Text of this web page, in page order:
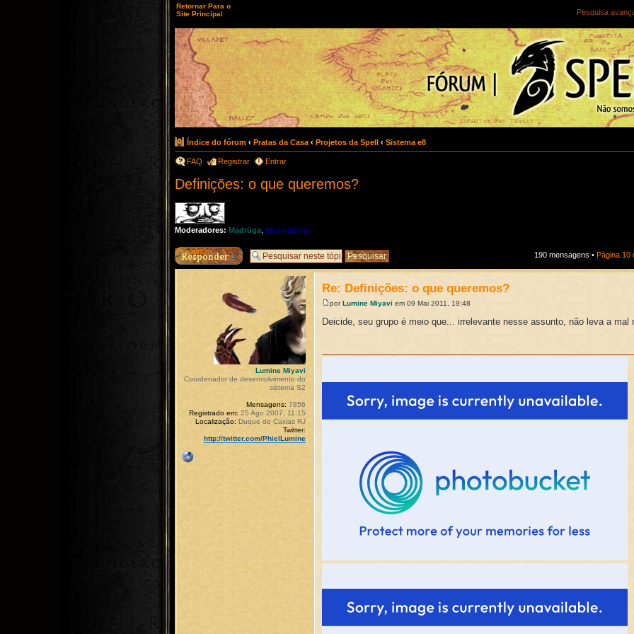
Retornar Para o
Site Principal
Pesquisa
Índice do fórum ‹ Pratas da Casa ‹ Projetos da Spell ‹ Sistema e8
FAQ Registrar Entrar
Definições: o que queremos?
Moderadores: Madrüga Moderadores
Responder 190 mensagens • Página 10
Re: Definições: o que queremos?
porLumine Miyavi em 09 Mai 2011, 19:48
Deicide, seu grupo é meio que... irrelevante nesse assunto, não leva a mal
Lumine Miyavi
Coordenador de desenvolvimento do
sistema S2
Mensagens: 7856
Registrado em: 25 Ago 2007, 11:15
Localização: Duque de Caxias RJ
Twitter:
http://twitter.com/PhielLumine